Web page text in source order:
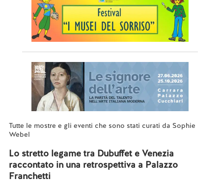
Tutte le mostre e gli eventi che sono stati curati da Sophie
Webel
Lo stretto legame tra Dubuffet e Venezia
raccontato in una retrospettiva a Palazzo
Franchetti